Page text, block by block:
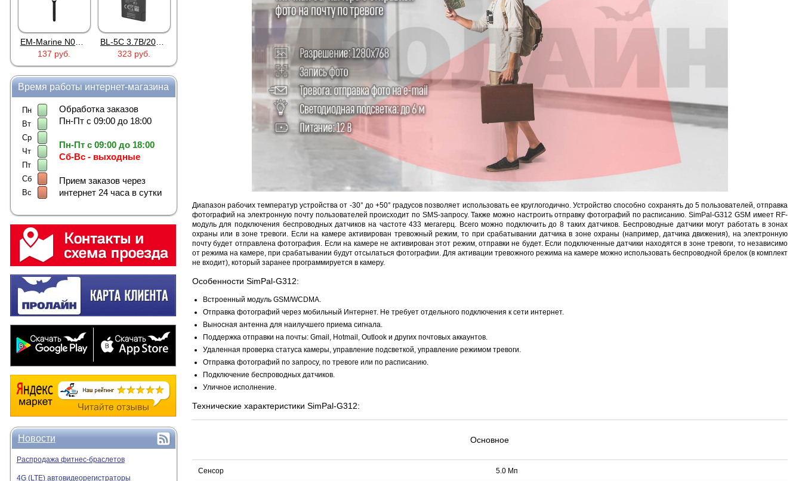
EM-Marine N006BB
137 руб.
BL-5C 3.7В/2000мАч
323 руб.
922 руб.
3 291 руб.
Proline PR-NVR5116
7 635 руб.
468 руб.
1 048 руб.
Время работы интернет-магазина
Пн
Вт
Ср
Чт
Пт
Сб
Вс
Обработка заказов
Пн-Пт с 09:00 до 18:00
Пн-Пт с 09:00 до 18:00
Сб-Вс - выходные
Прием заказов через
интернет 24 часа в сутки
Новости
Распродажа фитнес-браслетов
4G (LTE) автовидеорегистраторы
Диапазон рабочих температур устройства от -30° до +50° градусов позволяет использовать ее круглогодично. Устройство способно сохранять до 5 пользователей, отправка
фотографий на электронную почту пользователей происходит по SMS-запросу. Также можно настроить отправку фотографий по расписанию. SimPal-G312 GSM имеет RF-
модуль для подключения беспроводных датчиков на частоте 433 мегагерц. Всего можно подключить до 8 таких датчиков. Беспроводные датчики могут работать в зонах
охраны или в зоне тревоги. Если на камере активирован тревожный режим, то при срабатывании датчика в зоне охраны (например, датчика движения), на электронную
почту будет отправлена фотография. Если на камере не активирован этот режим, отправки не будет. Если подключенные датчики находятся в зоне тревоги, то независимо
от режима на камере, при срабатывании будут отсылаться фотографии. Для активации тревожного режима на камере можно использовать беспроводной брелок (в комплект
не входит), который заранее программируется в камеру.
Особенности SimPal-G312:
Встроенный модуль GSM/WCDMA.
Отправка фотографий через мобильный Интернет. Не требует отдельного подключения к сети интернет.
Выносная антенна для наилучшего приема сигнала.
Поддержка отправки на почты: Gmail, Hotmail, Outlook и других почтовых аккаунтов.
Удаленная проверка статуса камеры, управление подсветкой, управление режимом тревоги.
Отправка фотографий по запросу, по тревоге или по расписанию.
Подключение беспроводных датчиков.
Уличное исполнение.
Технические характеристики SimPal-G312:
Основное
Сенсор 5.0 Мп